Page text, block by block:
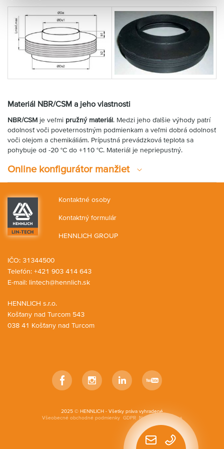
Materiál NBR/CSM a jeho vlastnosti
NBR/CSM je veľmi pružný materiál. Medzi jeho ďalšie výhody patrí
odolnosť voči poveternostným podmienkam a veľmi dobrá odolnosť
voči olejom a chemikáliám. Prípustná prevádzková teplota sa
pohybuje od -20 °C do +110 °C. Materiál je nepriepustný.
Online konfigurátor manžiet
Rýchly
Kontaktné osoby
Kontaktný formulár
HENNLICH GROUP
HENNLICH s.r.o.
Košťany nad Turcom 543
038 41 Košťany nad Turcom
IČO: 31344500
Telefón: +421 903 414 643
E-mail: lintech@hennlich.sk
2025 © HENNLICH - Všetky práva vyhradené
Všeobecné obchodné podmienky GDPR Nastavenia cookies
FacebookInstagramLinkedIn YouTube